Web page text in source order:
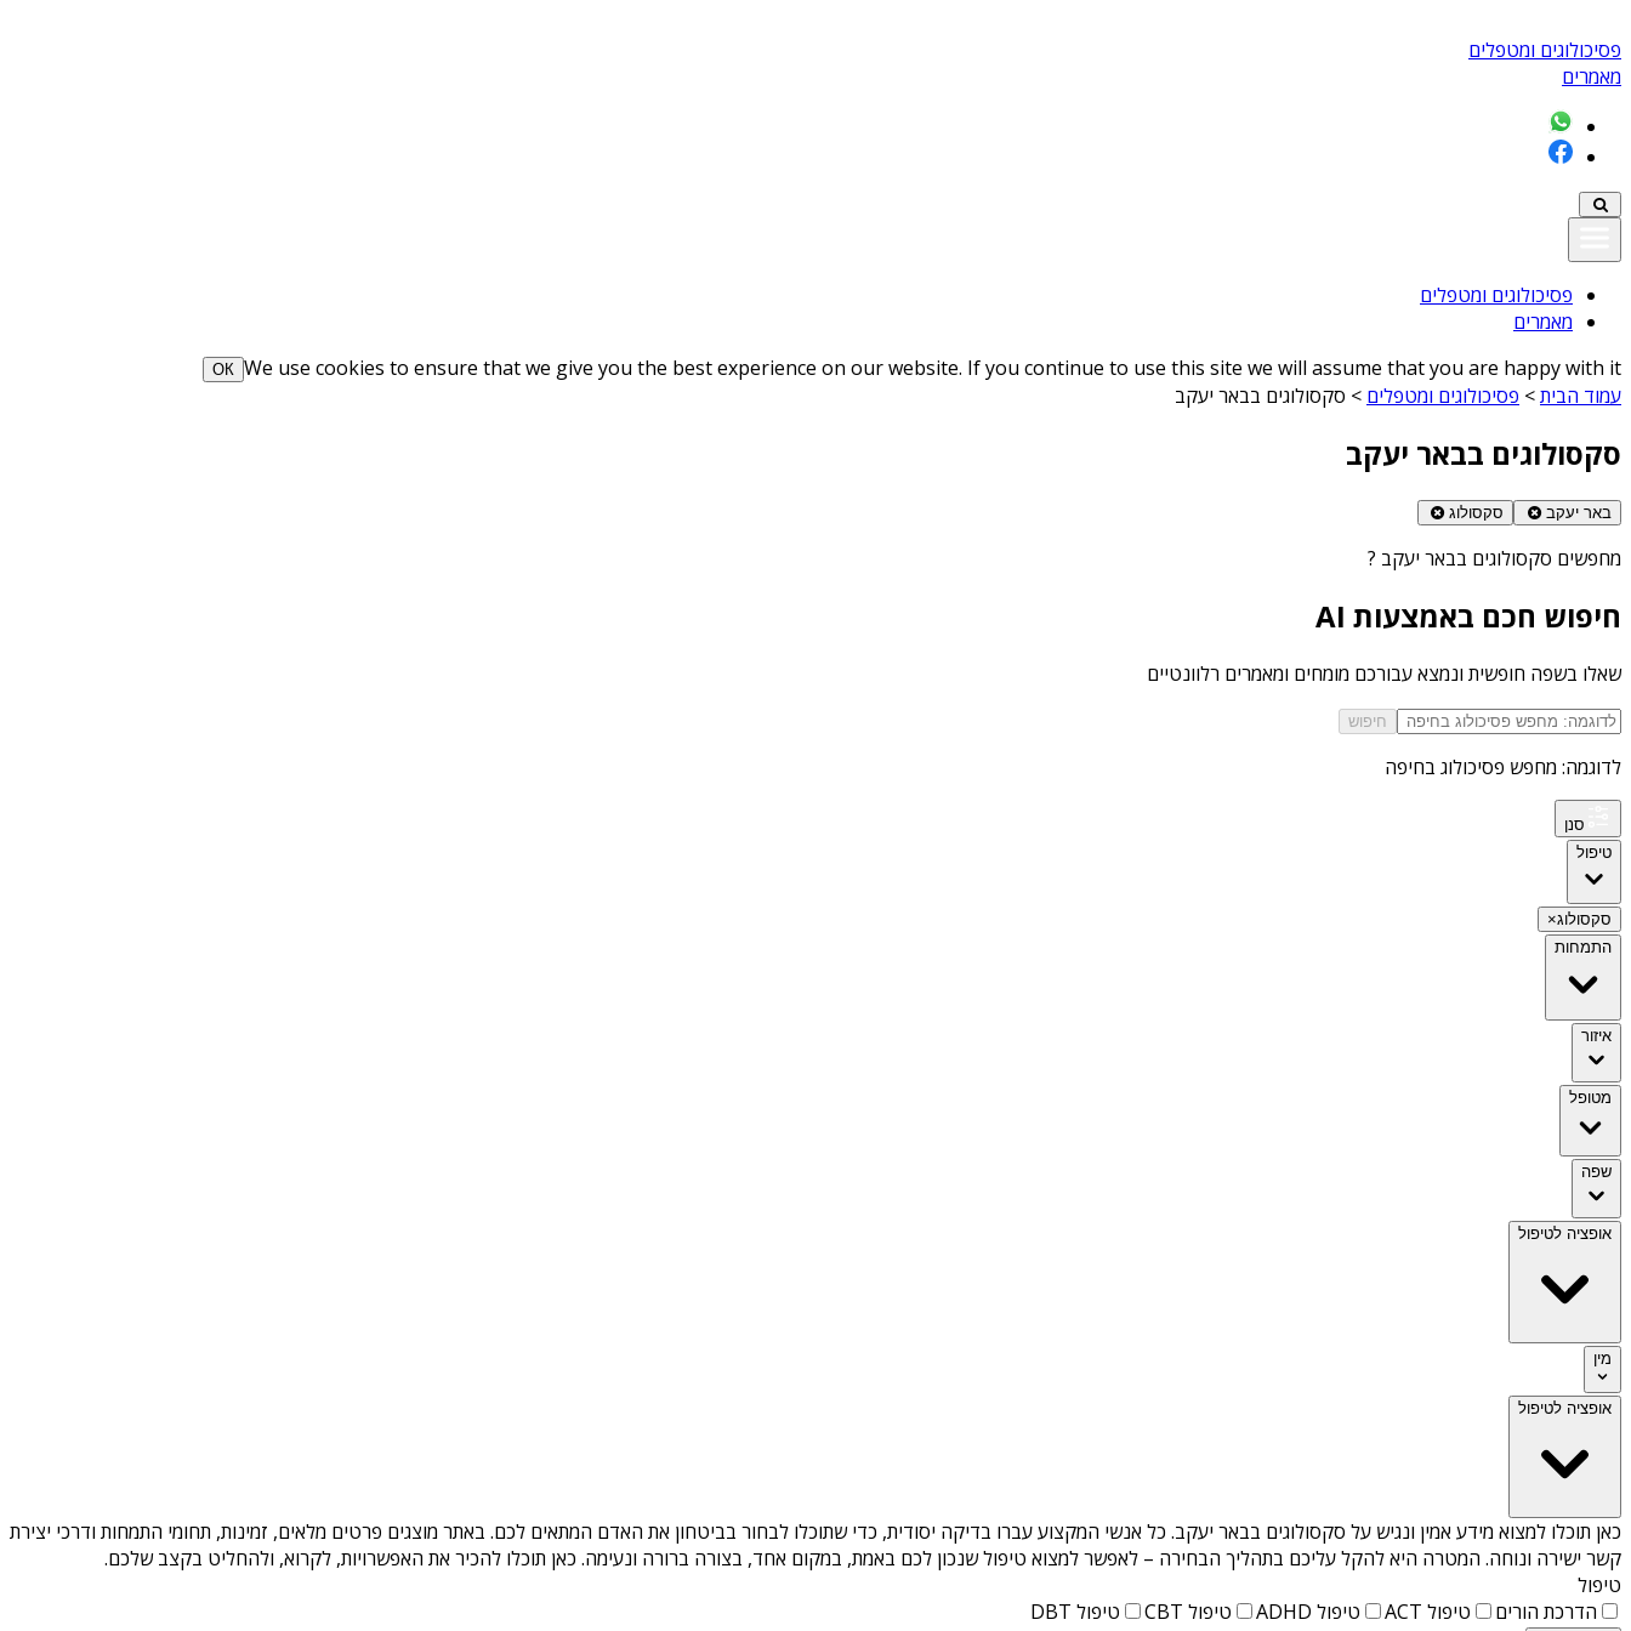
פסיכולוגים ומטפלים
מאמרים
פסיכולוגים ומטפלים
מאמרים
We use cookies to ensure that we give you the best experience on our website. If you continue to use this site we will assume that you are happy with it
ОК
עמוד הבית> פסיכולוגים ומטפלים > סקסולוגים בבאר יעקב
סקסולוגים בבאר יעקב
באר יעקב סקסולוג
מחפשים סקסולוגים בבאר יעקב ?
חיפוש חכם באמצעות AI
שאלו בשפה חופשית ונמצא עבורכם מומחים ומאמרים רלוונטיים
חיפוש
לדוגמה: מחפש פסיכולוג בחיפה
סנן
טיפול
סקסולוג×
התמחות
איזור
מטופל
שפה
אופציה לטיפול
מין
אופציה לטיפול
כאן תוכלו למצוא מידע אמין ונגיש על סקסולוגים בבאר יעקב. כל אנשי המקצוע עברו בדיקה יסודית, כדי שתוכלו לבחור בביטחון את האדם המתאים לכם. באתר מוצגים פרטים מלאים, זמינות, תחומי התמחות ודרכי יצירת
קשר ישירה ונוחה. המטרה היא להקל עליכם בתהליך הבחירה – לאפשר למצוא טיפול שנכון לכם באמת, במקום אחד, בצורה ברורה ונעימה. כאן תוכלו להכיר את האפשרויות, לקרוא, ולהחליט בקצב שלכם.
טיפול
הדרכת הורים
טיפול ACT טיפול ADHD טיפול CBT טיפול DBT